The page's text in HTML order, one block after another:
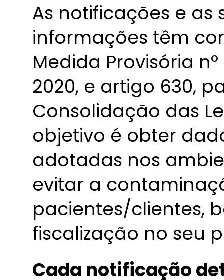
As notificações e as
informações têm
Medida Provisória
2020, e artigo 630,
Consolidação das
objetivo é obter
adotadas nos
evitar a
pacientes/clientes,
fiscalização no seu
Cada notificação